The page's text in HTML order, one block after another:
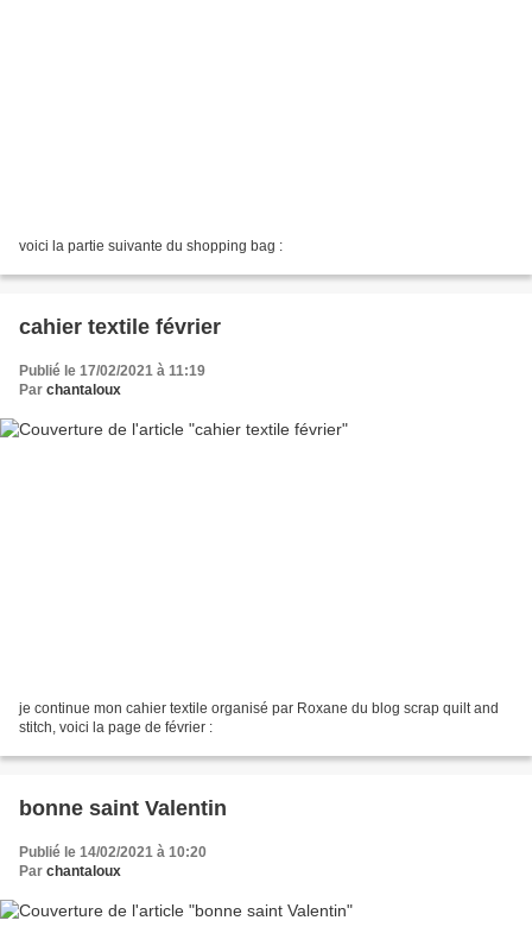
voici la partie suivante du shopping bag :
cahier textile février
Publié le 17/02/2021 à 11:19
Par chantaloux
je continue mon cahier textile organisé par Roxane du blog scrap quilt and
stitch, voici la page de février :
bonne saint Valentin
Publié le 14/02/2021 à 10:20
Par chantaloux